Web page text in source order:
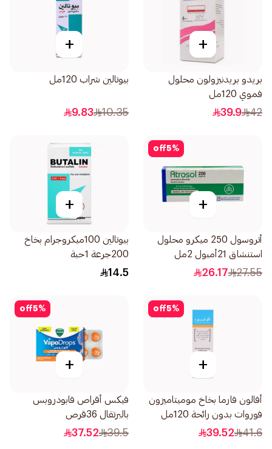
+
بريدو بريدنيزولون محلول
فموي 120مل
42
39.9
+
بيوتالين شراب 120مل
10.35
9.83
5%
off
+
أتروسول 250 ميكرو محلول
استنشاق 21أمبول 2مل
27.55
26.17
+
بيوتالين 100ميكروجرام بخاخ
200جرعة 1حبة
14.5
5%
off
+
أفالون فارما بخاخ موميتاميزون
فوروات بدون رائحة 120مل
41.6
39.52
5%
off
+
فيكس أقراص فابودروبس
بالبرتقال 36قرص
39.5
37.52